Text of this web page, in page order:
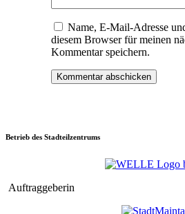
Name, E-Mail-Adresse
diesem Browser für meinen
Kommentar speichern.
Betrieb des Stadteilzentrums
Auftraggeberin